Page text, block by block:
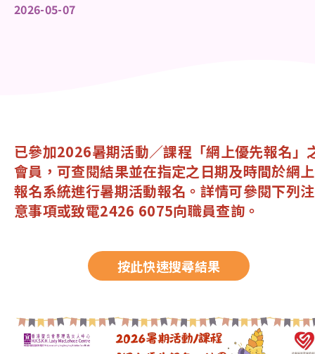
2026-05-07
已參加2026暑期活動／課程「網上優先報名」
會員，可查閱結果並在指定之日期及時間於網上
報名系統進行暑期活動報名。詳情可參閱下列注
意事項或致電2426 6075向職員查詢。
按此快速搜尋結果